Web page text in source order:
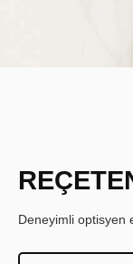
Deneyimli optisyen